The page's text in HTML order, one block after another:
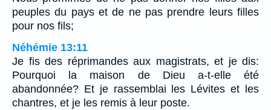
peuples du pays et de ne pas prendre leurs filles
pour nos fils;
Néhémie 13:11
Je fis des réprimandes aux magistrats, et je dis:
Pourquoi la maison de Dieu a-t-elle été
abandonnée? Et je rassemblai les Lévites et les
chantres, et je les remis à leur poste.